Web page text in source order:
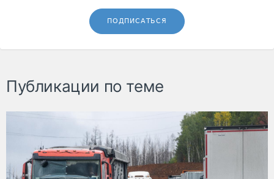
ПОДПИСАТЬСЯ
Публикации по теме